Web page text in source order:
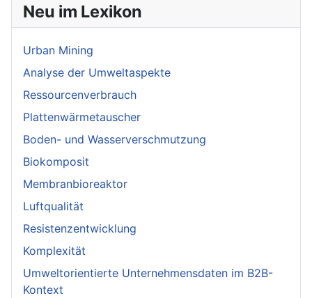
Neu im Lexikon
Urban Mining
Analyse der Umweltaspekte
Ressourcenverbrauch
Plattenwärmetauscher
Boden- und Wasserverschmutzung
Biokomposit
Membranbioreaktor
Luftqualität
Resistenzentwicklung
Komplexität
Umweltorientierte Unternehmensdaten im B2B-
Kontext